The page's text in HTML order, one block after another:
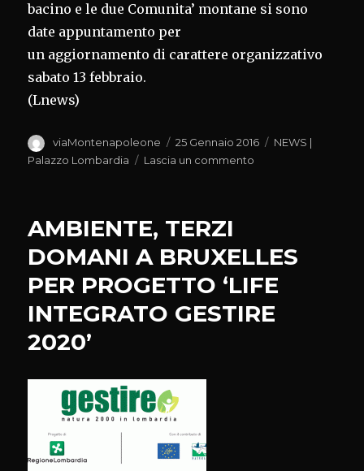
bacino e le due Comunita’ montane si sono
date appuntamento per
un aggiornamento di carattere organizzativo
sabato 13 febbraio.
(Lnews)
Autore
viaMontenapoleone
Pubblicato
il
25 Gennaio 2016 Categorie
NEWS |
Palazzo Lombardia
Lascia un commento
PERCHE’
SIA
EVENTO
DELL’ANNO
AMBIENTE, TERZI
DOMANI A BRUXELLES
PER PROGETTO ‘LIFE
INTEGRATO GESTIRE
2020’